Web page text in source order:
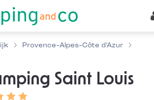
Provence-Alpes-Côte d'Azur
Saint Louis